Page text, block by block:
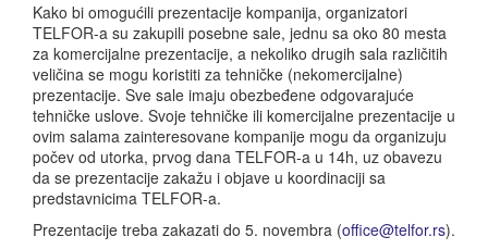
Kako bi omogućili prezentacije kompanija, organizatori
TELFOR-a su zakupili posebne sale, jednu sa oko 80 mesta
za komercijalne prezentacije, a nekoliko drugih sala različitih
veličina se mogu koristiti za tehničke (nekomercijalne)
prezentacije. Sve sale imaju obezbeđene odgovarajuće
tehničke uslove. Svoje tehničke ili komercijalne prezentacije u
ovim salama zainteresovane kompanije mogu da organizuju
počev od utorka, prvog dana TELFOR-a u 14h, uz obavezu
da se prezentacije zakažu i objave u koordinaciji sa
predstavnicima TELFOR-a.
Prezentacije treba zakazati do 5. novembra (office@telfor.rs).